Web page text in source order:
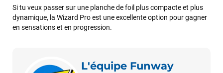
Si tu veux passer sur une planche de foil plus compacte et plus
dynamique, la Wizard Pro est une excellente option pour gagner
en sensations et en progression.
L'équipe Funway
Excellent conseil excellent prix et en plus super sympas. Merci
encore pour cette severne dyno !
J'ai acheté une voile d'occasion depuis Tahiti. Super service.